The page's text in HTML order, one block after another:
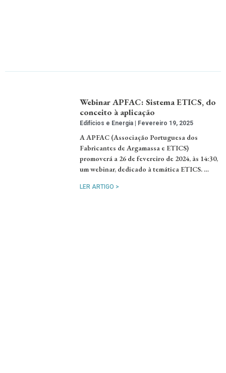
Webinar APFAC: Sistema ETICS, do
conceito à aplicação
Edifícios e Energia Fevereiro 19, 2025
A APFAC (Associação Portuguesa dos
Fabricantes de Argamassa e ETICS)
promoverá a 26 de fevereiro de 2024, às 14:30,
um webinar, dedicado à temática ETICS. …
LER ARTIGO >